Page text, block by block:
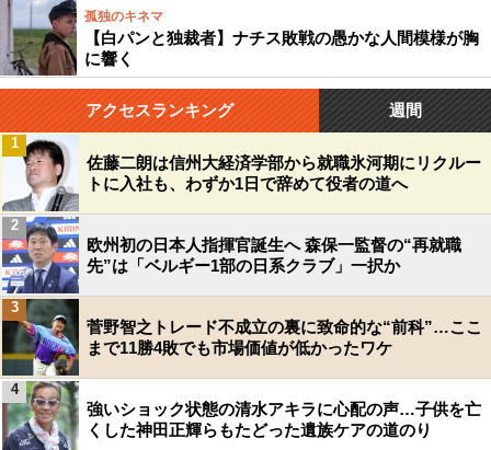
孤独のキネマ
【白パンと独裁者】ナチス敗戦の愚かな人間模様が胸
に響く
アクセスランキング 週間
佐藤二朗は信州大経済学部から就職氷河期にリクルー
トに入社も、わずか1日で辞めて役者の道へ
1
欧州初の日本人指揮官誕生へ 森保一監督の“再就職
先”は「ベルギー1部の日系クラブ」一択か
2
菅野智之トレード不成立の裏に致命的な“前科”…ここ
まで11勝4敗でも市場価値が低かったワケ
3
強いショック状態の清水アキラに心配の声…子供を亡
くした神田正輝らもたどった遺族ケアの道のり
4